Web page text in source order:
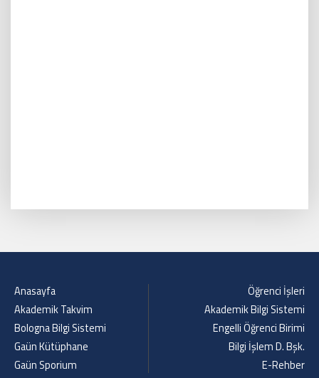
Anasayfa
Akademik Takvim
Bologna Bilgi Sistemi
Gaün Kütüphane
Gaün Sporium
Öğrenci İşleri
Akademik Bilgi Sistemi
Engelli Öğrenci Birimi
Bilgi İşlem D. Bşk.
E-Rehber